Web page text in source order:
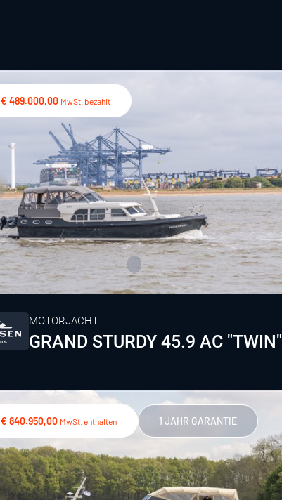
€ 489.000,00 MwSt. bezahlt
MOTORJACHT
GRAND STURDY 45.9 AC "TWIN"
€ 840.950,00 MwSt. enthalten 1 JAHR GARANTIE